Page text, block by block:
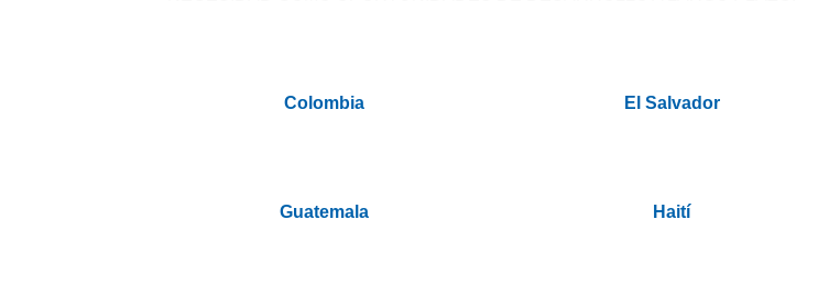
Colombia El Salvador
Guatemala Haití